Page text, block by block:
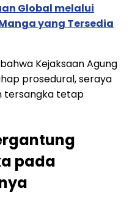
Global melalui
yang Tersedia
Kejaksaan Agung
prosedural, seraya
tersangka tetap
pada